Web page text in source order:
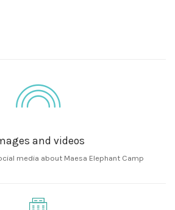
and videos
media about Maesa Elephant Camp